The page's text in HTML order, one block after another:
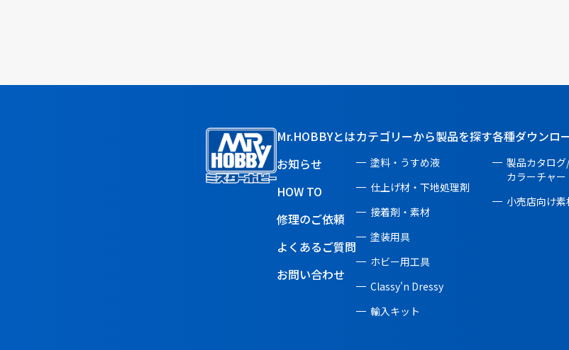
Mr.HOBBYとは
お知らせ
HOW TO
修理のご依頼
よくあるご質問
お問い合わせ
カテゴリーから製品を探す
塗料・うすめ液
仕上げ材・下地処理剤
接着剤・素材
塗装用具
ホビー用工具
Classy'n Dressy
輸入キット
各種ダウンロ
製品カタロ
カラーチャー
小売店向け素